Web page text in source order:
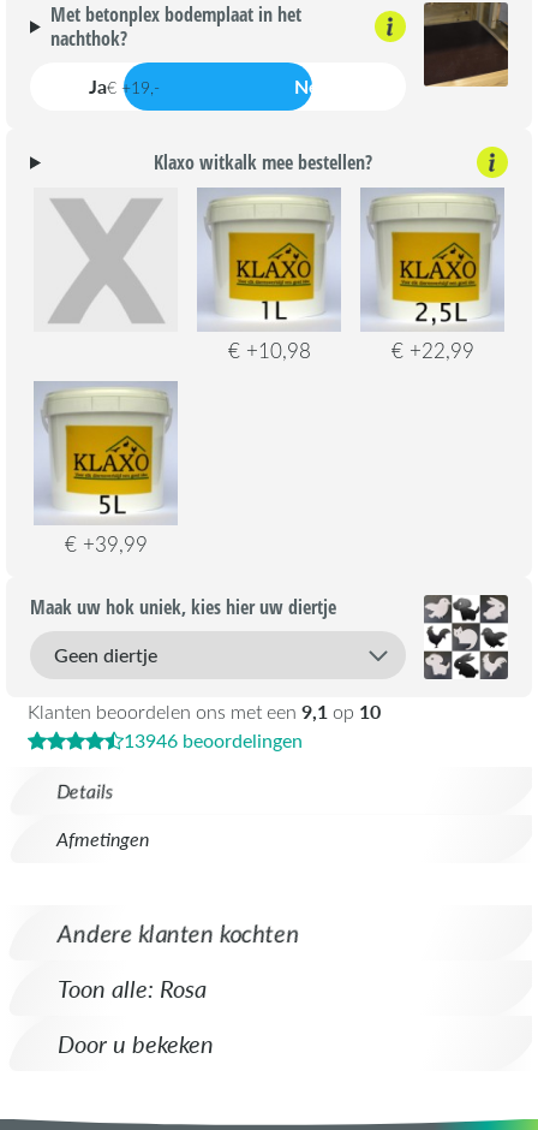
Details
Afmetingen
Klanten beoordelen ons met een 9,1 op 10
13946 beoordelingen
Met betonplex bodemplaat in het
nachthok?
Ja€ +19,- Nee
Klaxo witkalk mee bestellen?
€ +10,98 € +22,99
€ +39,99
Maak uw hok uniek, kies hier uw diertje
Andere klanten kochten
Toon alle: Rosa
Door u bekeken